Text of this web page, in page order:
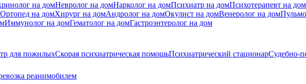
на домНевролог на домНарколог на домПсихиатр на домПсихотерапевт на дом
Ортопед на домХирург на домАндролог на домОкулист на домВенеролог на дом
Иммунолог на домГематолог на домГастроэнтеролог на дом
для пожилыхСкорая психиатрическая помощьПсихиатрический стационарСудебно-
реанимобилем